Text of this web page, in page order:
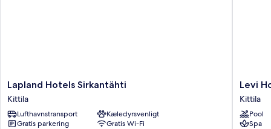
Lapland
Hotels
Sirkantähti
Kittila
Lapland Hotels Sirkantähti
Kittila
Lufthavnstransport
Kæledyrsvenligt
Gratis parkering
Gratis Wi-Fi
Levi
Hotel
Spa
Kittila
Levi
Kittila
Pool
Spa